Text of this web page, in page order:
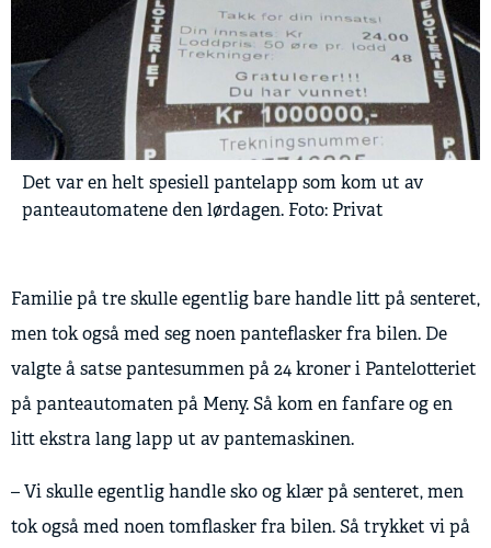
Det var en helt spesiell pantelapp som kom ut av
panteautomatene den lørdagen. Foto: Privat
Familie på tre skulle egentlig bare handle litt på senteret,
men tok også med seg noen panteflasker fra bilen. De
valgte å satse pantesummen på 24 kroner i Pantelotteriet
på panteautomaten på Meny. Så kom en fanfare og en
litt ekstra lang lapp ut av pantemaskinen.
– Vi skulle egentlig handle sko og klær på senteret, men
tok også med noen tomflasker fra bilen. Så trykket vi på